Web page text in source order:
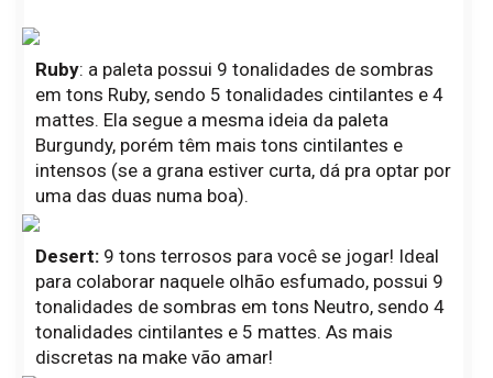
Ruby: a paleta possui 9 tonalidades de sombras
em tons Ruby, sendo 5 tonalidades cintilantes e 4
mattes. Ela segue a mesma ideia da paleta
Burgundy, porém têm mais tons cintilantes e
intensos (se a grana estiver curta, dá pra optar por
uma das duas numa boa).
Desert:9 tons terrosos para você se jogar! Ideal
para colaborar naquele olhão esfumado, possui 9
tonalidades de sombras em tons Neutro, sendo 4
tonalidades cintilantes e 5 mattes. As mais
discretas na make vão amar!